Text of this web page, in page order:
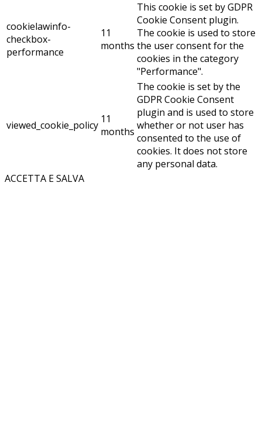
cookielawinfo-
checkbox-
performance
11
months
This cookie is set by GDPR
Cookie Consent plugin.
The cookie is used to store
the user consent for the
cookies in the category
"Performance".
viewed_cookie_policy 11
months
The cookie is set by the
GDPR Cookie Consent
plugin and is used to store
whether or not user has
consented to the use of
cookies. It does not store
any personal data.
ACCETTA E SALVA